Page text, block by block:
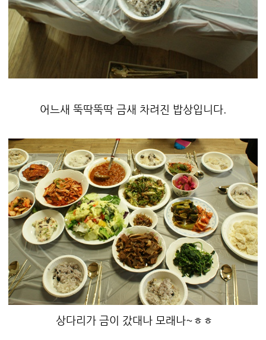
어느새 뚝딱뚝딱 금새 차려진 밥상입니다.
상다리가 금이 갔대나 모래나~ㅎㅎ